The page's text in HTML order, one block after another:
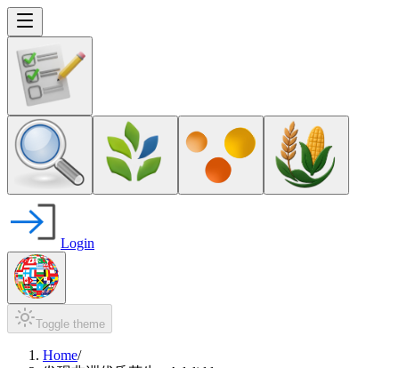
Login
Toggle theme
Home/